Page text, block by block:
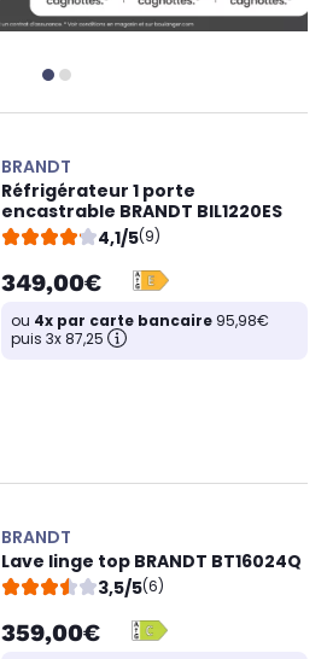
BRANDT
Réfrigérateur 1 porte
encastrable BRANDT BIL1220ES
4,1/5(9)
349,00€
ou 4x par carte bancaire 95,98€
puis 3x 87,25
BRANDT
Lave linge top BRANDT BT16024Q
3,5/5(6)
359,00€